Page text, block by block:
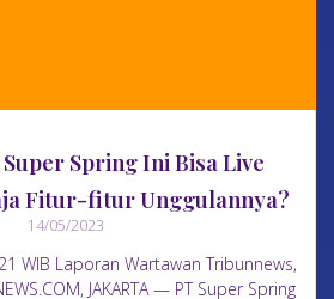
Spring Ini Bisa Live
Fitur-fitur Unggulannya?
14/05/2023
WIB Laporan Wartawan Tribunnews,
JAKARTA — PT Super Spring